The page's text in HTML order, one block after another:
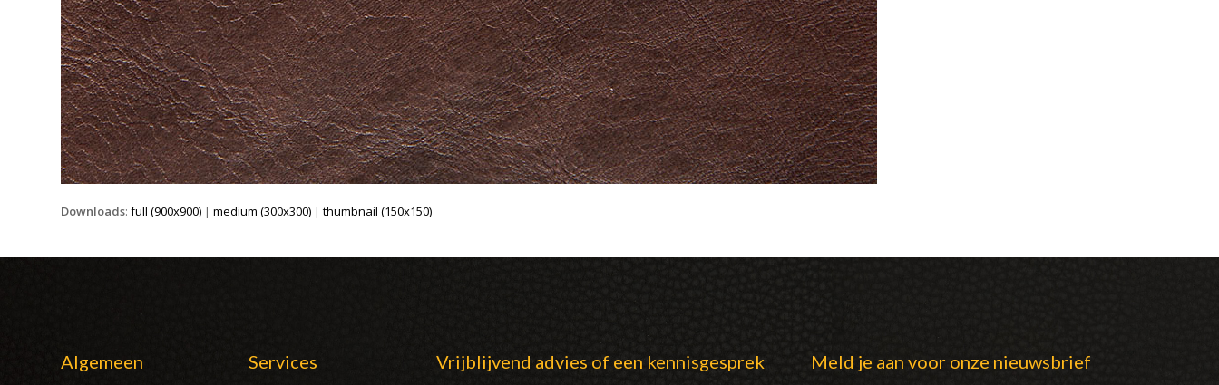
Downloads:full (900x900) |medium (300x300) |thumbnail (150x150)
Algemeen Services Vrijblijvend advies of een kennisgesprek Meld je aan voor onze nieuwsbrief